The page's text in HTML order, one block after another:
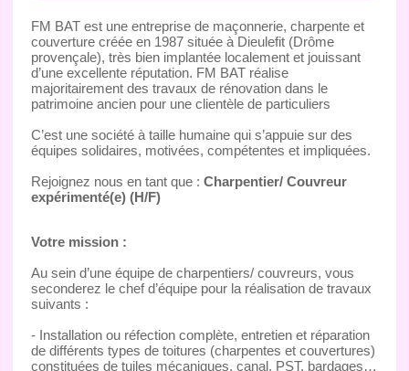
FM BAT est une entreprise de maçonnerie, charpente et
couverture créée en 1987 située à Dieulefit (Drôme
provençale), très bien implantée localement et jouissant
d’une excellente réputation. FM BAT réalise
majoritairement des travaux de rénovation dans le
patrimoine ancien pour une clientèle de particuliers
C’est une société à taille humaine qui s’appuie sur des
équipes solidaires, motivées, compétentes et impliquées.
Rejoignez nous en tant que : Charpentier/ Couvreur
expérimenté(e) (H/F)
Votre mission :
Au sein d’une équipe de charpentiers/ couvreurs, vous
seconderez le chef d’équipe pour la réalisation de travaux
suivants :
- Installation ou réfection complète, entretien et réparation
de différents types de toitures (charpentes et couvertures)
constituées de tuiles mécaniques, canal, PST, bardages…